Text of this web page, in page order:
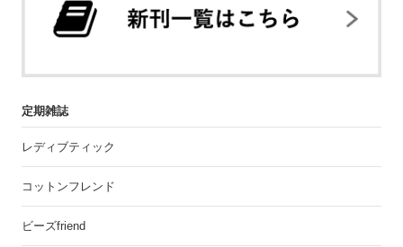
定期雑誌
レディブティック
コットンフレンド
ビーズfriend